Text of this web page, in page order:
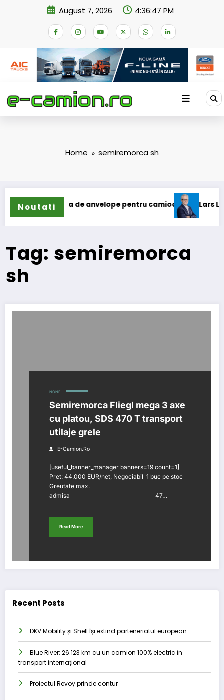
August 7, 2026 4:36:47 PM
Home semiremorca sh
Noutati
gama de anvelope pentru camioane Lars
Tag: semiremorca
sh
NONE
Semiremorca Fliegl mega 3 axe
cu platou, SDS 470 T transport
utilaje grele
E-Camion.ro
[useful_banner_manager banners=19 count=1]
Pret: 44.000 EUR/net, Negociabil 1 buc pe stoc
Greutate max.
admisa 47…
Read More
Recent Posts
DKV Mobility și Shell își extind parteneriatul european
Blue River: 26.123 km cu un camion 100% electric în
transport internațional
Proiectul Revoy prinde contur